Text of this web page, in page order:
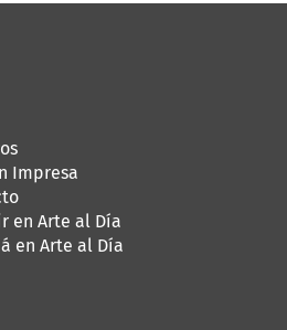
Impresa
en Arte al Día
en Arte al Día